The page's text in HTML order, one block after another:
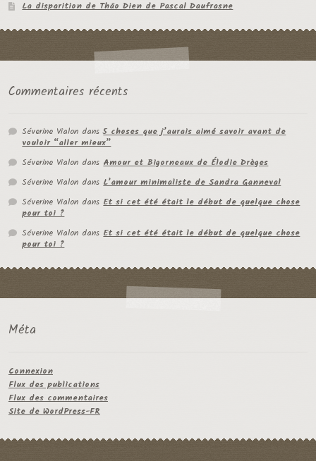
La disparition de Thâo Dien de Pascal Daufrasne
Commentaires récents
Séverine Vialon dans5 choses que j’aurais aimé savoir avant de
vouloir “aller mieux”
Séverine Vialon dansAmour et Bigorneaux de Élodie Drèges
Séverine Vialon dansL’amour minimaliste de Sandra Ganneval
Séverine Vialon dansEt si cet été était le début de quelque chose
pour toi ?
Séverine Vialon dansEt si cet été était le début de quelque chose
pour toi ?
Méta
Connexion
Flux des publications
Flux des commentaires
Site de WordPress-FR